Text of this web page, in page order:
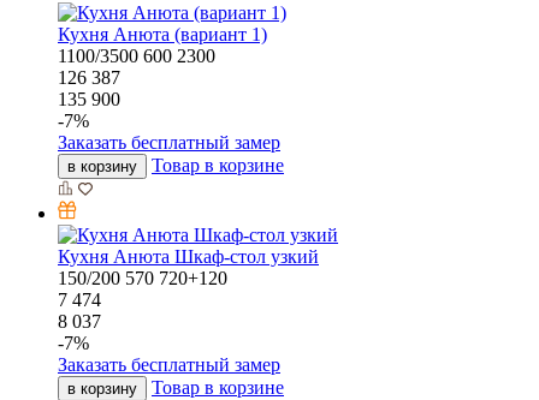
Кухня Анюта (вариант 1)
1100/3500 600 2300
126 387
135 900
-7%
Заказать бесплатный замер
в корзину Товар в корзине
Кухня Анюта Шкаф-стол узкий
150/200 570 720+120
7 474
8 037
-7%
Заказать бесплатный замер
в корзину Товар в корзине